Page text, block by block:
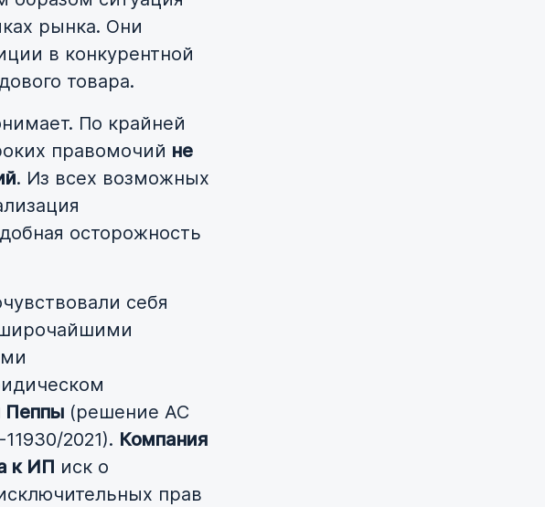
рынка. Они
в конкурентной
товара.
По крайней
правомочий не
. Из всех возможных
осторожность
себя
Пеппы (решение АС
2021). Компания
к ИП иск о
прав